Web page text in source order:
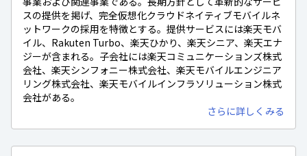
スの提供を掲げ、完全仮想化クラウドネイティブモバイルネ
ットワークの採用を特徴とする。提供サービスには楽天モバ
イル、Rakuten Turbo、楽天ひかり、楽天シニア、楽天エナ
ジーが含まれる。子会社には楽天コミュニケーションズ株式
会社、楽天シンフォニー株式会社、楽天モバイルエンジニア
リング株式会社、楽天モバイルインフラソリューション株式
会社がある。
さらに詳しくみる